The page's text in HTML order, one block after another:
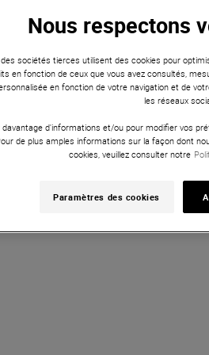
dans n'importe quel setup de
créations musicales.
Status : 0 - Message : error
Nous respectons
sociétés tierces utilisent des cookies pour
en fonction de ceux que vous avez consultés,
en fonction de votre navigation et de
les réseaux
davantage d'informations et/ou pour modifier vos
de plus amples informations sur la façon dont
cookies, veuillez consulter notre
Paramètres des cookies